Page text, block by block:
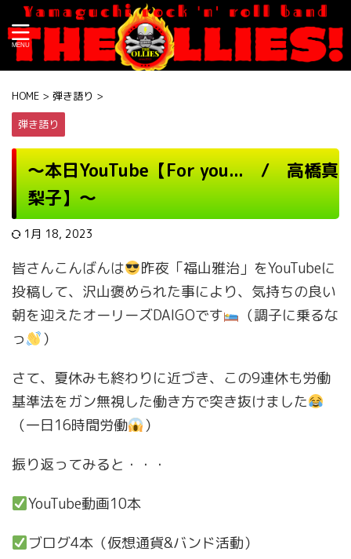
HOME > 弾き語り >
弾き語り
〜本日YouTube【For you... / 高橋真
梨子】〜
1月 18, 2023
皆さんこんばんは
昨夜「福山雅治」をYouTubeに
投稿して、沢山褒められた事により、気持ちの良い
朝を迎えたオーリーズDAIGOです
（調子に乗るな
っ
）
さて、夏休みも終わりに近づき、この9連休も労働
基準法をガン無視した働き方で突き抜けました
（一日16時間労働
）
振り返ってみると・・・
YouTube動画10本
ブログ4本（仮想通貨&バンド活動）